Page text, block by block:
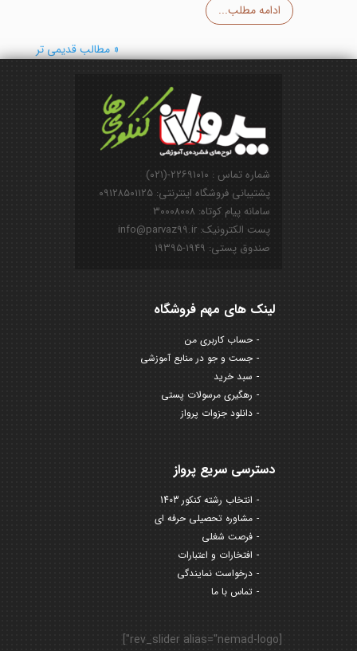
ادامه مطلب...
« مطالب قدیمی تر
شماره تماس : ۲۲۶۹۱۰۱۰-(۰۲۱)
پشتیبانی فروشگاه اینترنتی: ۰۹۱۲۸۵۰۱۱۲۵
سامانه پیام کوتاه: ۳۰۰۰۸۰۰۸
پست الکترونیک: info@parvaz99.ir
صندوق پستی: ۱۹۴۹-۱۹۳۹۵
لینک های مهم فروشگاه
حساب کاربری من
جست و جو در منابع آموزشی
سبد خرید
رهگیری مرسولات پستی
دانلود جزوات پرواز
دسترسی سریع پرواز
انتخاب رشته کنکور 1403
مشاوره تحصیلی حرفه ای
فرصت شغلی
افتخارات و اعتبارات
درخواست نمایندگی
تماس با ما
[rev_slider alias="nemad-logo"]